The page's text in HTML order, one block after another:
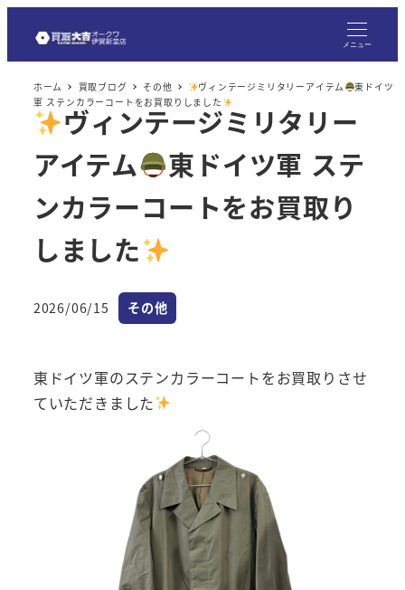
メニュー
ホーム 買取ブログ その他 ヴィンテージミリタリーアイテム
東ドイツ
軍 ステンカラーコートをお買取りしました
ヴィンテージミリタリー
アイテム
東ドイツ軍 ステ
ンカラーコートをお買取り
しました
投稿日
2026/06/15 カテゴリー
その他
東ドイツ軍のステンカラーコートをお買取りさせ
ていただきました